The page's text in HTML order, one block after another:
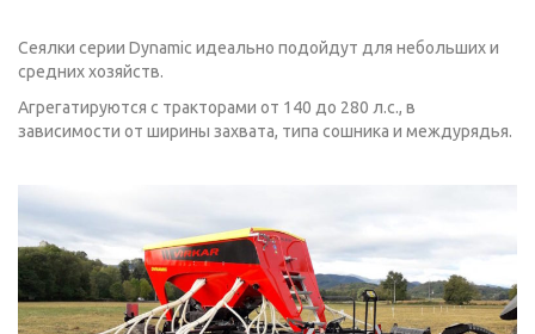
Сеялки серии Dynamic идеально подойдут для небольших и
средних хозяйств.
Агрегатируются с тракторами от 140 до 280 л.с., в
зависимости от ширины захвата, типа сошника и междурядья.